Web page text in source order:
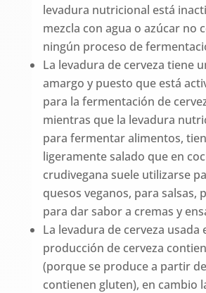
levadura nutricional está
mezcla con agua o azúcar no
ningún proceso de
La levadura de cerveza tiene
amargo y puesto que está
para la fermentación de
mientras que la levadura
para fermentar alimentos,
ligeramente salado que en
crudivegana suele utilizarse
quesos veganos, para salsas,
para dar sabor a cremas y
La levadura de cerveza usada
producción de cerveza
(porque se produce a partir
contienen gluten), en cambio